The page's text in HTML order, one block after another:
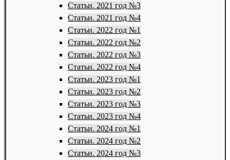
Статьи. 2021 год №3
Статьи. 2021 год №4
Статьи. 2022 год №1
Статьи. 2022 год №2
Статьи. 2022 год №3
Статьи. 2022 год №4
Статьи. 2023 год №1
Статьи. 2023 год №2
Статьи. 2023 год №3
Статьи. 2023 год №4
Статьи. 2024 год №1
Статьи. 2024 год №2
Статьи. 2024 год №3